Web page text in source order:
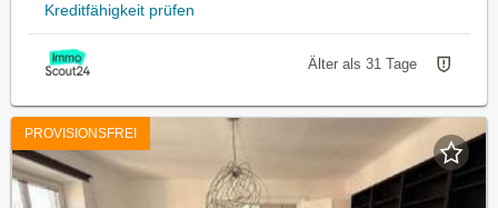
Kreditfähigkeit prüfen
Älter als 31 Tage
PROVISIONSFREI